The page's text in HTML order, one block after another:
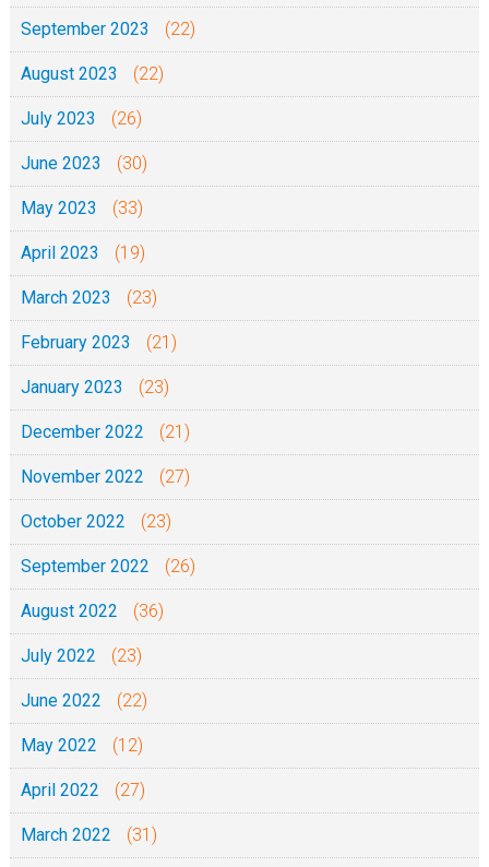
September 2023 (22)
August 2023 (22)
July 2023 (26)
June 2023 (30)
May 2023 (33)
April 2023 (19)
March 2023 (23)
February 2023 (21)
January 2023 (23)
December 2022 (21)
November 2022 (27)
October 2022 (23)
September 2022 (26)
August 2022 (36)
July 2022 (23)
June 2022 (22)
May 2022 (12)
April 2022 (27)
March 2022 (31)